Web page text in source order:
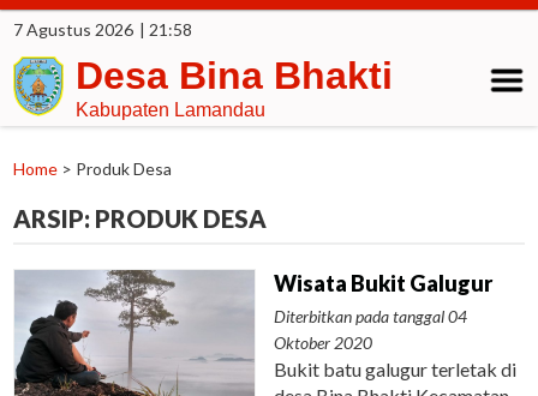
7 Agustus 2026 | 21:58
Desa Bina Bhakti
Kabupaten Lamandau
Home > Produk Desa
ARSIP: PRODUK DESA
Wisata Bukit Galugur
Diterbitkan pada tanggal 04
Oktober 2020
Bukit batu galugur terletak di